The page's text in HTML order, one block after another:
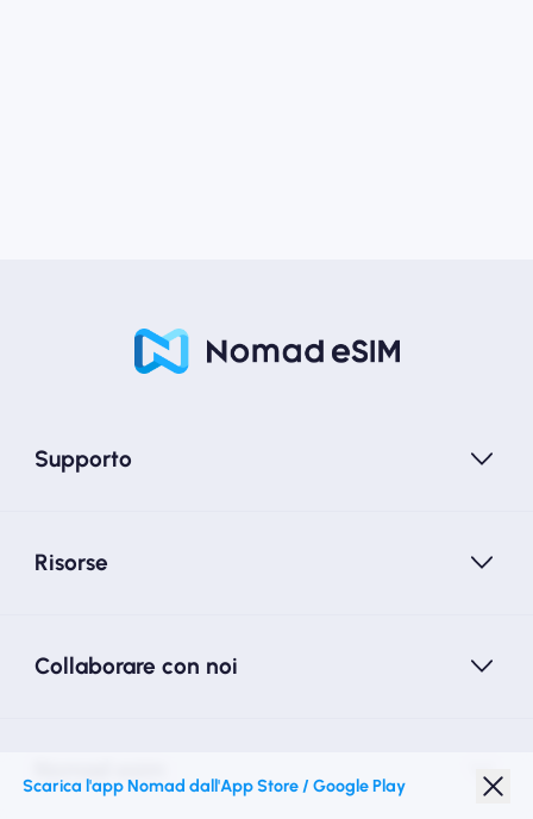
Supporto
Risorse
Collaborare con noi
Scarica l'app Nomad dall'App Store / Google Play